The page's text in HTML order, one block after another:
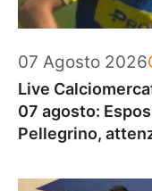
07 Agosto 2026
Live
07 agosto:
Pellegrino,